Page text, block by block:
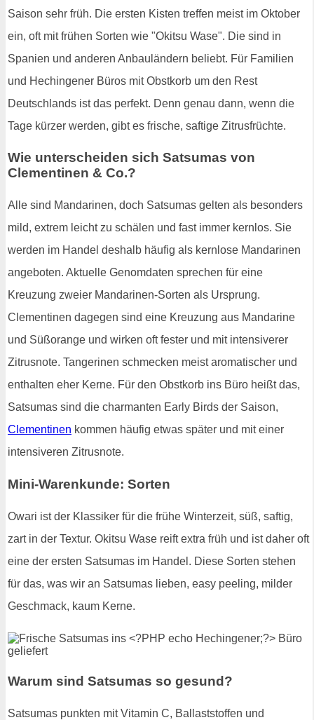
Saison sehr früh. Die ersten Kisten treffen meist im Oktober
ein, oft mit frühen Sorten wie "Okitsu Wase". Die sind in
Spanien und anderen Anbauländern beliebt. Für Familien
und Hechingener Büros mit Obstkorb um den Rest
Deutschlands ist das perfekt. Denn genau dann, wenn die
Tage kürzer werden, gibt es frische, saftige Zitrusfrüchte.
Wie unterscheiden sich Satsumas von
Clementinen & Co.?
Alle sind Mandarinen, doch Satsumas gelten als besonders
mild, extrem leicht zu schälen und fast immer kernlos. Sie
werden im Handel deshalb häufig als kernlose Mandarinen
angeboten. Aktuelle Genomdaten sprechen für eine
Kreuzung zweier Mandarinen-Sorten als Ursprung.
Clementinen dagegen sind eine Kreuzung aus Mandarine
und Süßorange und wirken oft fester und mit intensiverer
Zitrusnote. Tangerinen schmecken meist aromatischer und
enthalten eher Kerne. Für den Obstkorb ins Büro heißt das,
Satsumas sind die charmanten Early Birds der Saison,
Clementinen kommen häufig etwas später und mit einer
intensiveren Zitrusnote.
Mini-Warenkunde: Sorten
Owari ist der Klassiker für die frühe Winterzeit, süß, saftig,
zart in der Textur. Okitsu Wase reift extra früh und ist daher oft
eine der ersten Satsumas im Handel. Diese Sorten stehen
für das, was wir an Satsumas lieben, easy peeling, milder
Geschmack, kaum Kerne.
Warum sind Satsumas so gesund?
Satsumas punkten mit Vitamin C, Ballaststoffen und